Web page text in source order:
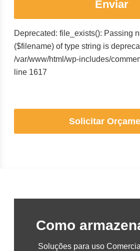
Deprecated: file_exists(): Passing
($filename) of type string is
/var/www/html/wp-includes/
line 1617
Solicitar
Como
Soluções para uso